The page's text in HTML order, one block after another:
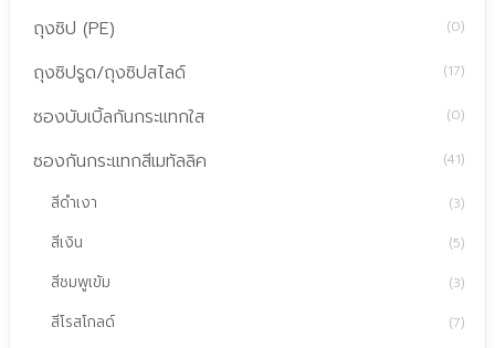
ถุงซิป (PE) (0)
ถุงซิปรูด/ถุงซิปสไลด์ (17)
ซองบับเบิ้ลกันกระแทกใส (0)
ซองกันกระแทกสีเมทัลลิค (41)
สีดำเงา (3)
สีเงิน (5)
สีชมพูเข้ม (3)
สีโรสโกลด์ (7)